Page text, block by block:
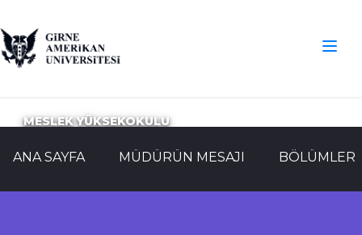
MESLEK YÜKSEKOKULU
ANA SAYFA MÜDÜRÜN MESAJI BÖLÜMLER